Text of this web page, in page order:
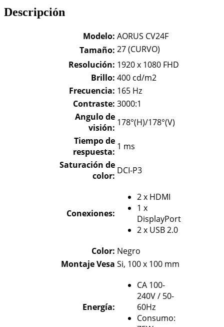
Descripción
Modelo: AORUS CV24F
Tamaño: 2‎7 (CURVO)
Resolución: 1920 x 1080 FHD
Brillo: 400 cd/m2
Frecuencia: 165 Hz
Contraste: 3000:1
Angulo de
visión: 178°(H)/178°(V)
Tiempo de
respuesta: 1 ms
Saturación de
color: DCI-P3
Conexiones:
2 x HDMI
1 x
DisplayPort
2 x USB 2.0
Color: Negro
Montaje Vesa Si, 100 x 100 mm
Energía:
CA 100-
240V / 50-
60Hz
Consumo: